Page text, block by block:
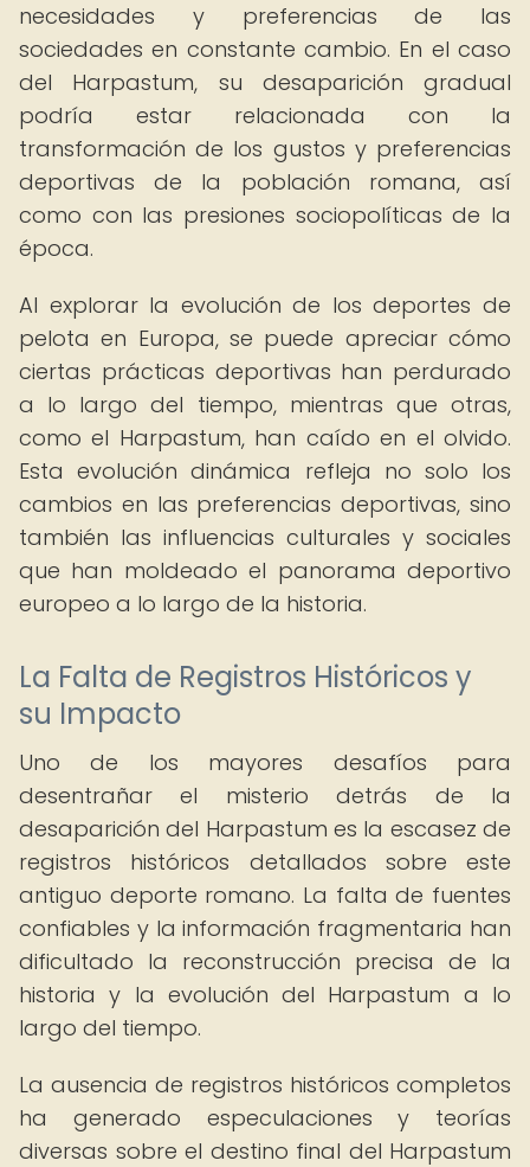
necesidades y preferencias de las
sociedades en constante cambio. En el caso
del Harpastum, su desaparición gradual
podría estar relacionada con la
transformación de los gustos y preferencias
deportivas de la población romana, así
como con las presiones sociopolíticas de la
época.
Al explorar la evolución de los deportes de
pelota en Europa, se puede apreciar cómo
ciertas prácticas deportivas han perdurado
a lo largo del tiempo, mientras que otras,
como el Harpastum, han caído en el olvido.
Esta evolución dinámica refleja no solo los
cambios en las preferencias deportivas, sino
también las influencias culturales y sociales
que han moldeado el panorama deportivo
europeo a lo largo de la historia.
La Falta de Registros Históricos y
su Impacto
Uno de los mayores desafíos para
desentrañar el misterio detrás de la
desaparición del Harpastum es la escasez de
registros históricos detallados sobre este
antiguo deporte romano. La falta de fuentes
confiables y la información fragmentaria han
dificultado la reconstrucción precisa de la
historia y la evolución del Harpastum a lo
largo del tiempo.
La ausencia de registros históricos completos
ha generado especulaciones y teorías
diversas sobre el destino final del Harpastum